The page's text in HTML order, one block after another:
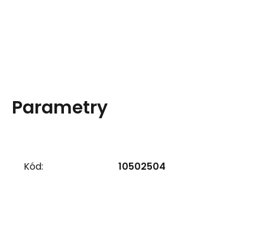
Parametry
Kód: 10502504